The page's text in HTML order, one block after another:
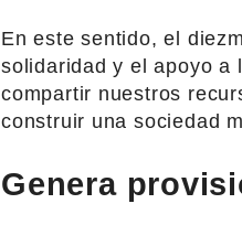
En este sentido, el
solidaridad y el apoyo a
compartir nuestros
construir una sociedad
Genera